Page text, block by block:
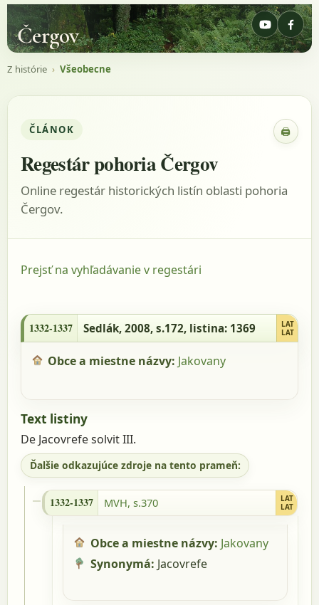
Čergov
Z histórie › Všeobecne
ČLÁNOK 🖨
Regestár pohoria Čergov
Online regestár historických listín oblasti pohoria
Čergov.
Prejsť na vyhľadávanie v regestári
1369
1332-1337 Sedlák, 2008, s.172, listina: 1369
LAT
LAT
Obce a miestne názvy: Jakovany
Text listiny
De Jacovrefe solvit III.
Ďalšie odkazujúce zdroje na tento prameň:
1332-1337 - MVH, s.370
1332-1337 MVH, s.370
LAT
LAT
Obce a miestne názvy: Jakovany
Synonymá: Jacovrefe